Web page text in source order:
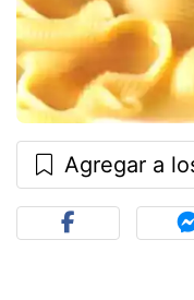
Agregar a